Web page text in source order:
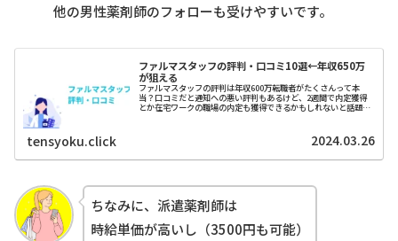
他の男性薬剤師のフォローも受けやすいです。
ファルマスタッフの評判・口コミ10選←年収650万
が狙える
ファルマスタッフの評判は年収600万転職者がたくさんって本
当？口コミだと通知への悪い評判もあるけど、2週間で内定獲得
とか在宅ワークの職場の内定も獲得できるかもしれないと話題で
tensyoku.click 2024.03.26
ちなみに、派遣薬剤師は
時給単価が高いし（3500円も可能）